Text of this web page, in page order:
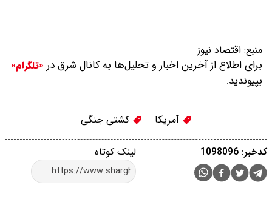
منبع: اقتصاد نیوز
برای اطلاع از آخرین اخبار و تحلیل‌ها به کانال شرق در «تلگرام»
بپیوندید.
آمریکا کشتی جنگی
لینک کوتاه کدخبر: 1098096